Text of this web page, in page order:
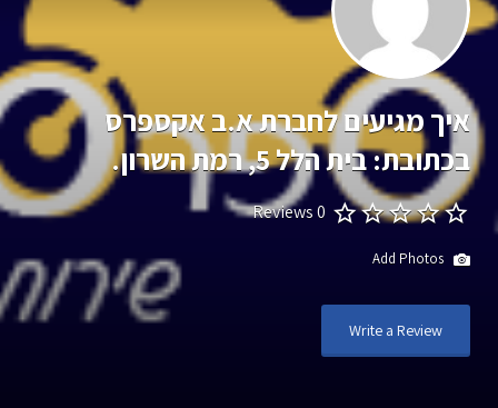
איך מגיעים לחברת א.ב אקספרס
בכתובת: בית הלל 5, רמת השרון.
0 Reviews
Write a Review